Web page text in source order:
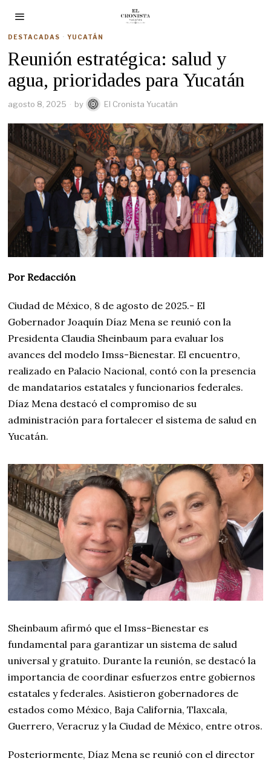
DESTACADAS · YUCATÁN
Reunión estratégica: salud y
agua, prioridades para Yucatán
agosto 8, 2025 by El Cronista Yucatán
Por Redacción
Ciudad de México, 8 de agosto de 2025.- El
Gobernador Joaquín Díaz Mena se reunió con la
Presidenta Claudia Sheinbaum para evaluar los
avances del modelo Imss-Bienestar. El encuentro,
realizado en Palacio Nacional, contó con la presencia
de mandatarios estatales y funcionarios federales.
Díaz Mena destacó el compromiso de su
administración para fortalecer el sistema de salud en
Yucatán.
Sheinbaum afirmó que el Imss-Bienestar es
fundamental para garantizar un sistema de salud
universal y gratuito. Durante la reunión, se destacó la
importancia de coordinar esfuerzos entre gobiernos
estatales y federales. Asistieron gobernadores de
estados como México, Baja California, Tlaxcala,
Guerrero, Veracruz y la Ciudad de México, entre otros.
Posteriormente, Díaz Mena se reunió con el director